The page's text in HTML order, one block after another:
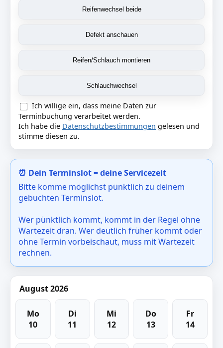
Reifenwechsel beide
Defekt anschauen
Reifen/Schlauch montieren
Schlauchwechsel
Ich willige ein, dass meine Daten zur
Terminbuchung verarbeitet werden.
Ich habe die Datenschutzbestimmungen gelesen und
stimme diesen zu.
⏰ Dein Terminslot = deine Servicezeit
Bitte komme möglichst pünktlich zu deinem
gebuchten Terminslot.
Wer pünktlich kommt, kommt in der Regel ohne
Wartezeit dran. Wer deutlich früher kommt oder
ohne Termin vorbeischaut, muss mit Wartezeit
rechnen.
August 2026
Mo
10
Di
11
Mi
12
Do
13
Fr
14